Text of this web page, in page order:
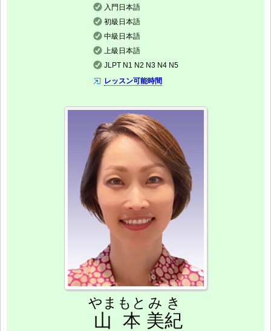
入門日本語
初級日本語
中級日本語
上級日本語
JLPT N1 N2 N3 N4 N5
レッスン可能時間
山本
やまもと
美紀
みき